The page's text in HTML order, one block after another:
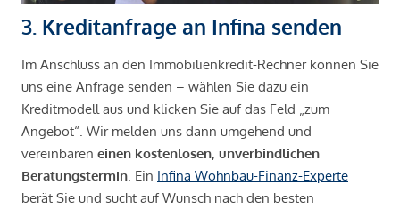
3. Kreditanfrage an Infina senden
Im Anschluss an den Immobilienkredit-Rechner können Sie
uns eine Anfrage senden – wählen Sie dazu ein
Kreditmodell aus und klicken Sie auf das Feld „zum
Angebot“. Wir melden uns dann umgehend und
vereinbaren einen kostenlosen, unverbindlichen
Beratungstermin . Ein Infina Wohnbau-Finanz-Experte
berät Sie und sucht auf Wunsch nach den besten